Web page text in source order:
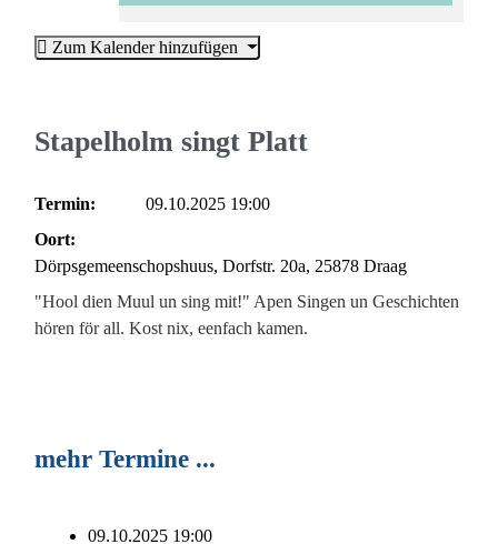
Zum Kalender hinzufügen
Stapelholm singt Platt
Termin: 09.10.2025 19:00
Oort:
Dörpsgemeenschopshuus, Dorfstr. 20a, 25878 Draag
"Hool dien Muul un sing mit!" Apen Singen un Geschichten
hören för all. Kost nix, eenfach kamen.
mehr Termine ...
09.10.2025 19:00